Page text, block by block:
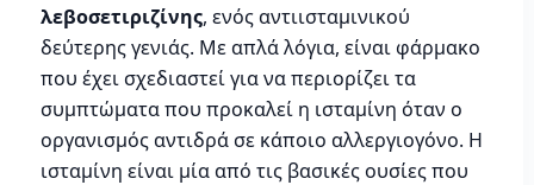
λεβοσετιριζίνης, ενός αντιισταμινικού
δεύτερης γενιάς. Με απλά λόγια, είναι φάρμακο
που έχει σχεδιαστεί για να περιορίζει τα
συμπτώματα που προκαλεί η ισταμίνη όταν ο
οργανισμός αντιδρά σε κάποιο αλλεργιογόνο. Η
ισταμίνη είναι μία από τις βασικές ουσίες που